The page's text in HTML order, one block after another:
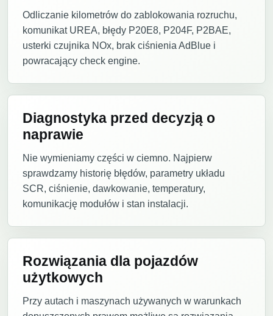
Odliczanie kilometrów do zablokowania rozruchu,
komunikat UREA, błędy P20E8, P204F, P2BAE,
usterki czujnika NOx, brak ciśnienia AdBlue i
powracający check engine.
Diagnostyka przed decyzją o
naprawie
Nie wymieniamy części w ciemno. Najpierw
sprawdzamy historię błędów, parametry układu
SCR, ciśnienie, dawkowanie, temperatury,
komunikację modułów i stan instalacji.
Rozwiązania dla pojazdów
użytkowych
Przy autach i maszynach używanych w warunkach